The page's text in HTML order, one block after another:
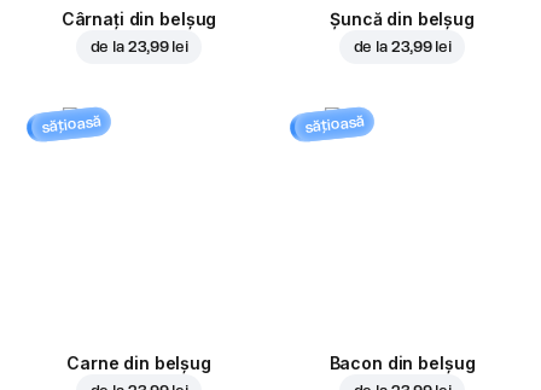
Cârnați din belșug
de la 23,99 lei
Șuncă din belșug
de la 23,99 lei
sățioasă
Carne din belșug
sățioasă
Bacon din belșug